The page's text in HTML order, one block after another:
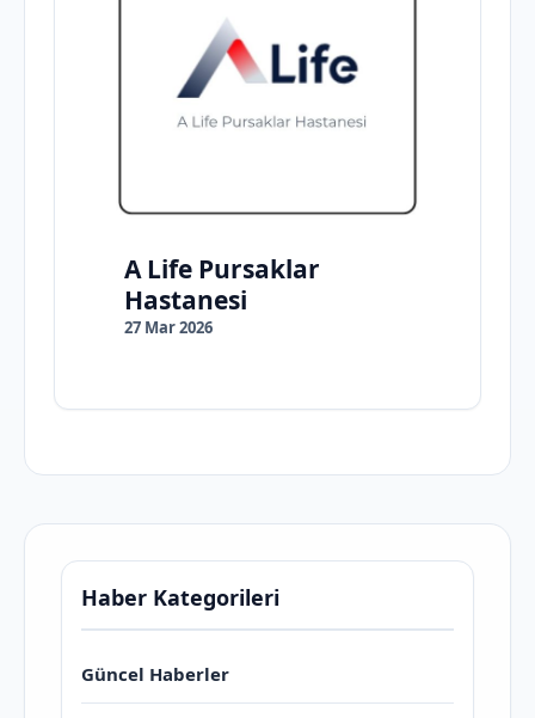
A Life Pursaklar
Hastanesi
27 Mar 2026
Haber Kategorileri
Güncel Haberler